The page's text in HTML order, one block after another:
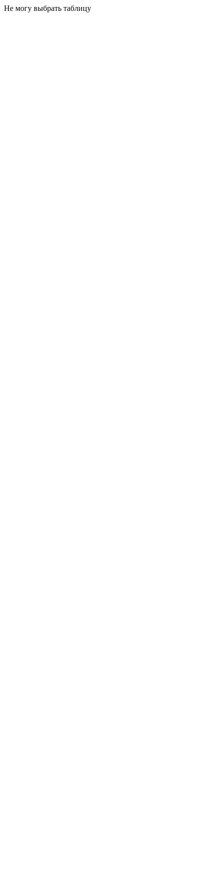
Не могу выбрать таблицу